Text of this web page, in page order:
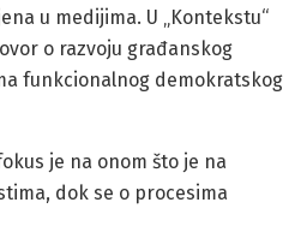
u medijima. U „Kontekstu“
o razvoju građanskog
funkcionalnog demokratskog
je na onom što je na
dok se o procesima